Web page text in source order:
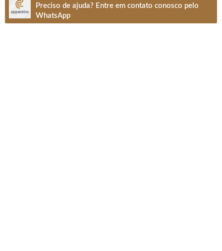
Preciso de ajuda? Entre em contato conosco pelo
WhatsApp